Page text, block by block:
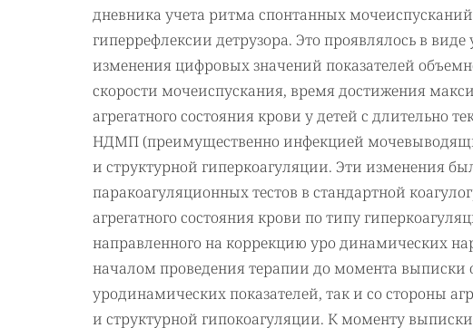
дневника учета ритма спонтанных
гиперрефлексии детрузора. Это проявлялось в
изменения цифровых значений показателей
скорости мочеиспускания, время достижения
агрегатного состояния крови у детей с
НДМП (преимущественно инфекцией
и структурной гиперкоагуляции. Эти изменения
паракоагуляционных тестов в стандартной
агрегатного состояния крови по типу
направленного на коррекцию уро динамических
началом проведения терапии до момента выписки
уродинамических показателей, так и со стороны
и структурной гипокоагуляции. К моменту